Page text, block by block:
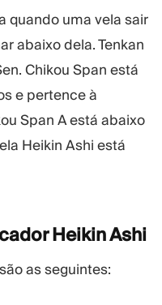
quando uma vela sair
abaixo dela. Tenkan
Chikou Span está
e pertence à
Span A está abaixo
Heikin Ashi está
HeikinAshi
as seguintes: